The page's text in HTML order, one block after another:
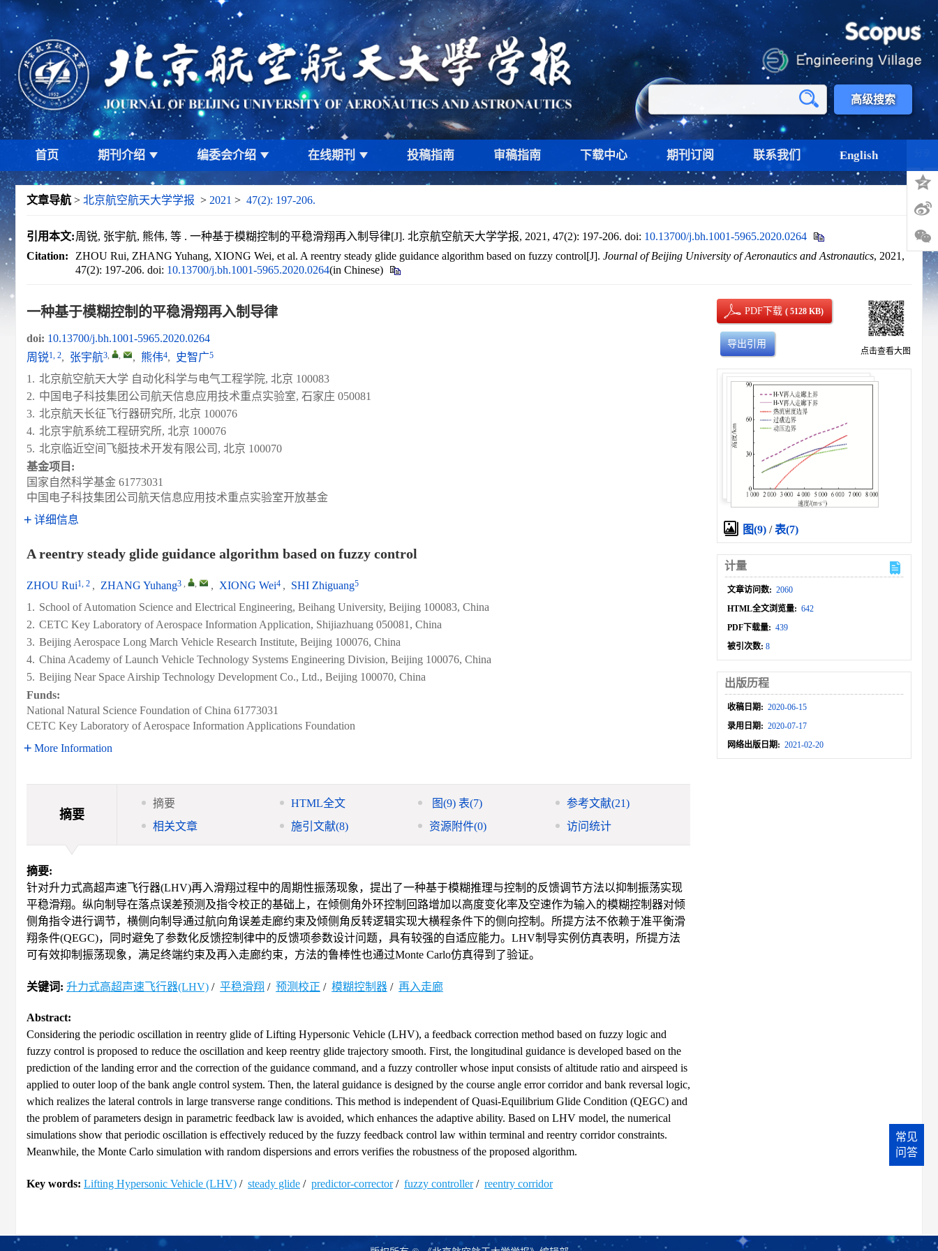
高级搜索
首页 期刊介绍 编委会介绍 在线期刊 投稿指南 审稿指南 下载中心 期刊订阅 联系我们 English
文章导航 > 北京航空航天大学学报 > 2021 > 47(2): 197-206.
引用本文:周锐, 张宇航, 熊伟, 等 . 一种基于模糊控制的平稳滑翔再入制导律[J]. 北京航空航天大学学报, 2021, 47(2): 197-206. doi: 10.13700/j.bh.1001-5965.2020.0264
Citation:
ZHOU Rui, ZHANG Yuhang, XIONG Wei, et al. A reentry steady glide guidance algorithm based on fuzzy control[J]. Journal of Beijing University of Aeronautics and Astronautics, 2021,
47(2): 197-206. doi: 10.13700/j.bh.1001-5965.2020.0264(in Chinese)
一种基于模糊控制的平稳滑翔再入制导律
doi: 10.13700/j.bh.1001-5965.2020.0264
周锐1, 2, 张宇航3, , , 熊伟4, 史智广5
1. 北京航空航天大学 自动化科学与电气工程学院, 北京 100083
2. 中国电子科技集团公司航天信息应用技术重点实验室, 石家庄 050081
3. 北京航天长征飞行器研究所, 北京 100076
4. 北京宇航系统工程研究所, 北京 100076
5. 北京临近空间飞艇技术开发有限公司, 北京 100070
基金项目:
国家自然科学基金 61773031
中国电子科技集团公司航天信息应用技术重点实验室开放基金
详细信息
A reentry steady glide guidance algorithm based on fuzzy control
ZHOU Rui1, 2 , ZHANG Yuhang3 , , , XIONG Wei4 , SHI Zhiguang5
1. School of Automation Science and Electrical Engineering, Beihang University, Beijing 100083, China
2. CETC Key Laboratory of Aerospace Information Application, Shijiazhuang 050081, China
3. Beijing Aerospace Long March Vehicle Research Institute, Beijing 100076, China
4. China Academy of Launch Vehicle Technology Systems Engineering Division, Beijing 100076, China
5. Beijing Near Space Airship Technology Development Co., Ltd., Beijing 100070, China
Funds:
National Natural Science Foundation of China 61773031
CETC Key Laboratory of Aerospace Information Applications Foundation
More Information
摘要
摘要 HTML全文 图(9)表(7) 参考文献(21)
相关文章
施引文献(8) 资源附件(0) 访问统计
摘要:
针对升力式高超声速飞行器(LHV)再入滑翔过程中的周期性振荡现象，提出了一种基于模糊推理与控制的反馈调节方法以抑制振荡实现
平稳滑翔。纵向制导在落点误差预测及指令校正的基础上，在倾侧角外环控制回路增加以高度变化率及空速作为输入的模糊控制器对倾
侧角指令进行调节，横侧向制导通过航向角误差走廊约束及倾侧角反转逻辑实现大横程条件下的侧向控制。所提方法不依赖于准平衡滑
翔条件(QEGC)，同时避免了参数化反馈控制律中的反馈项参数设计问题，具有较强的自适应能力。LHV制导实例仿真表明，所提方法
可有效抑制振荡现象，满足终端约束及再入走廊约束，方法的鲁棒性也通过Monte Carlo仿真得到了验证。
关键词: 升力式高超声速飞行器(LHV) / 平稳滑翔 / 预测校正 / 模糊控制器 / 再入走廊
Abstract:
Considering the periodic oscillation in reentry glide of Lifting Hypersonic Vehicle (LHV), a feedback correction method based on fuzzy logic and
fuzzy control is proposed to reduce the oscillation and keep reentry glide trajectory smooth. First, the longitudinal guidance is developed based on the
prediction of the landing error and the correction of the guidance command, and a fuzzy controller whose input consists of altitude ratio and airspeed is
applied to outer loop of the bank angle control system. Then, the lateral guidance is designed by the course angle error corridor and bank reversal logic,
which realizes the lateral controls in large transverse range conditions. This method is independent of Quasi-Equilibrium Glide Condition (QEGC) and
the problem of parameters design in parametric feedback law is avoided, which enhances the adaptive ability. Based on LHV model, the numerical
simulations show that periodic oscillation is effectively reduced by the fuzzy feedback control law within terminal and reentry corridor constraints.
Meanwhile, the Monte Carlo simulation with random dispersions and errors verifies the robustness of the proposed algorithm.
Key words: Lifting Hypersonic Vehicle (LHV) / steady glide / predictor-corrector/ fuzzy controller/ reentry corridor
PDF下载( 5128 KB)
导出引用
点击查看大图
图(9) /表(7)
计量
文章访问数: 2060
HTML全文浏览量: 642
PDF下载量: 439
被引次数:8
出版历程
收稿日期: 2020-06-15
录用日期: 2020-07-17
网络出版日期: 2021-02-20
常见
问答